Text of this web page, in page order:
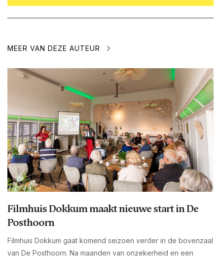
MEER VAN DEZE AUTEUR
Filmhuis Dokkum maakt nieuwe start in De
Posthoorn
Filmhuis Dokkum gaat komend seizoen verder in de bovenzaal
van De Posthoorn. Na maanden van onzekerheid en een